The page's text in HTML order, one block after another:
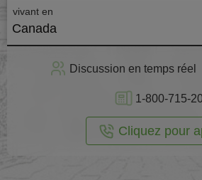
vivant en
Canada
Discussion en temps réel
1-800-715-
Cliquez pour